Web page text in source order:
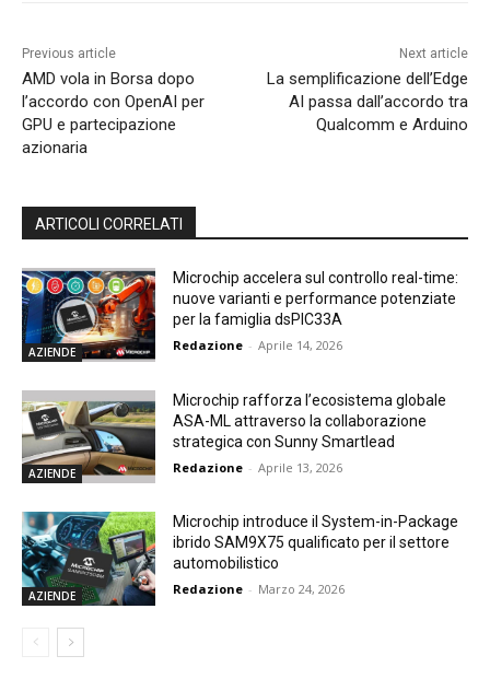
Previous article
AMD vola in Borsa dopo
l’accordo con OpenAI per
GPU e partecipazione
azionaria
Next article
La semplificazione dell’Edge
AI passa dall’accordo tra
Qualcomm e Arduino
ARTICOLI CORRELATI
AZIENDE
Microchip accelera sul controllo real-time:
nuove varianti e performance potenziate
per la famiglia dsPIC33A
Redazione - Aprile 14, 2026
AZIENDE
Microchip rafforza l’ecosistema globale
ASA-ML attraverso la collaborazione
strategica con Sunny Smartlead
Redazione - Aprile 13, 2026
AZIENDE
Microchip introduce il System-in-Package
ibrido SAM9X75 qualificato per il settore
automobilistico
Redazione - Marzo 24, 2026